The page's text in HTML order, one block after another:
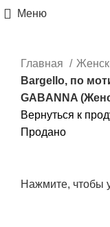
Меню
Главная
Bargello, по
GABANNA
Вернуться к
Продано
Нажмите, чтобы